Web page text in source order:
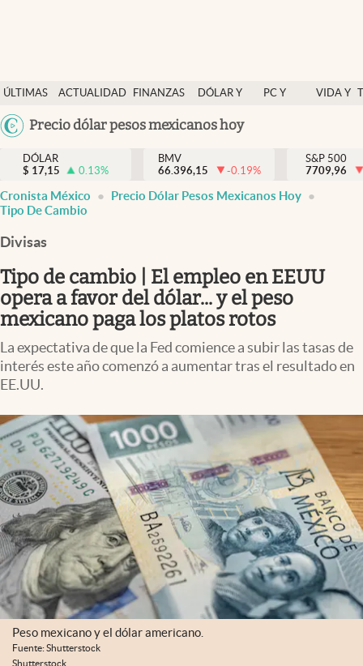
ÚLTIMAS
NOTICIAS
ACTUALIDAD
FINANZAS
DÓLAR Y
PC Y
VIDA Y
México
USA
Precio dólar pesos mexicanos hoy
Actualidad
Finanzas y economía
Dólar y mercados
Opinión
Brand Strategy
Pc y celular
Vida y estilo
Tv
Clima
Mediakit
abre en nueva pestaña
México
DÓLAR
$ 17,15 0.13%
BMV
66.396,15
-0.19%
S&P 500
7709,96
Cronista México
Precio Dólar Pesos Mexicanos Hoy
Tipo De Cambio
Divisas
Tipo de cambio | El empleo en EEUU
opera a favor del dólar... y el peso
mexicano paga los platos rotos
La expectativa de que la Fed comience a subir las tasas de
interés este año comenzó a aumentar tras el resultado en
EE.UU.
Peso mexicano y el dólar americano.
Fuente: Shutterstock
Shutterstock